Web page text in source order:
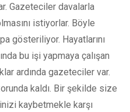
Gazeteciler davalarla
istiyorlar. Böyle
gösteriliyor. Hayatlarını
bu işi yapmaya çalışan
ardında gazeteciler var.
kaldı. Bir şekilde size
kaybetmekle karşı